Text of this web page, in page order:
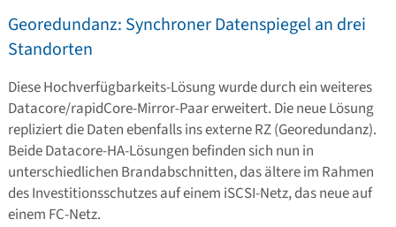
Georedundanz: Synchroner Datenspiegel an drei
Standorten
Diese Hochverfügbarkeits-Lösung wurde durch ein weiteres
Datacore/rapidCore-Mirror-Paar erweitert. Die neue Lösung
repliziert die Daten ebenfalls ins externe RZ (Georedundanz).
Beide Datacore-HA-Lösungen befinden sich nun in
unterschiedlichen Brandabschnitten, das ältere im Rahmen
des Investitionsschutzes auf einem iSCSI-Netz, das neue auf
einem FC-Netz.